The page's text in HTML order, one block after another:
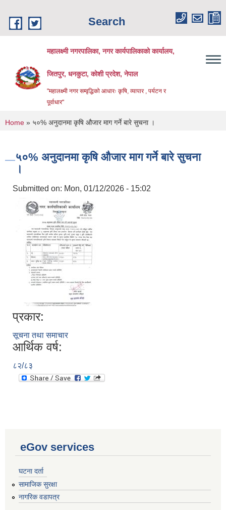
Search
महालक्ष्मी नगरपालिका, नगर कार्यपालिकाको कार्यालय,
जितपुर, धनकुटा, कोशी प्रदेश, नेपाल
"महालक्ष्मी नगर सम्वृद्धिको आधारः कृषि, व्यापार , पर्यटन र
पूर्वाधार"
You are here
Home » ५०% अनुदानमा कृषि औजार माग गर्ने बारे सुचना ।
५०% अनुदानमा कृषि औजार माग गर्ने बारे सुचना
।
Submitted on: Mon, 01/12/2026 - 15:02
प्रकार:
सूचना तथा समाचार
आर्थिक वर्ष:
८२/८३
eGov services
घटना दर्ता
सामाजिक सुरक्षा
नागरिक वडापत्र